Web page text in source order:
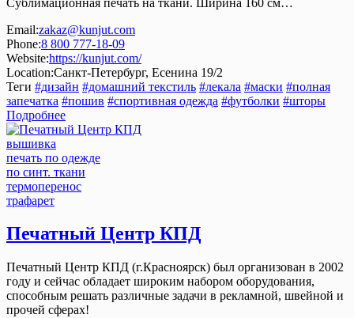
Email:zakaz@kunjut.com
Phone:8 800 777-18-09
Website:https://kunjut.com/
Location:Санкт-Петербург, Есенина 19/2
Теги #дизайн #домашний текстиль #лекала #маски #полная
запечатка #пошив #спортивная одежда #футболки #шторы
Подробнее
вышивка
печать по одежде
по синт. ткани
термоперенос
трафарет
Печатный Центр КПД
Печатный Центр КПД (г.Красноярск) был организован в 2002
году и сейчас обладает широким набором оборудования,
способным решать различные задачи в рекламной, швейной и
прочей сферах!